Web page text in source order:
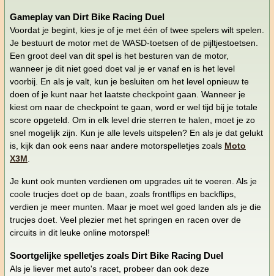
Gameplay van Dirt Bike Racing Duel
Voordat je begint, kies je of je met één of twee spelers wilt spelen.
Je bestuurt de motor met de WASD-toetsen of de pijltjestoetsen.
Een groot deel van dit spel is het besturen van de motor,
wanneer je dit niet goed doet val je er vanaf en is het level
voorbij. En als je valt, kun je besluiten om het level opnieuw te
doen of je kunt naar het laatste checkpoint gaan. Wanneer je
kiest om naar de checkpoint te gaan, word er wel tijd bij je totale
score opgeteld. Om in elk level drie sterren te halen, moet je zo
snel mogelijk zijn. Kun je alle levels uitspelen? En als je dat gelukt
is, kijk dan ook eens naar andere motorspelletjes zoals Moto
X3M.
Je kunt ook munten verdienen om upgrades uit te voeren. Als je
coole trucjes doet op de baan, zoals frontflips en backflips,
verdien je meer munten. Maar je moet wel goed landen als je die
trucjes doet. Veel plezier met het springen en racen over de
circuits in dit leuke online motorspel!
Soortgelijke spelletjes zoals Dirt Bike Racing Duel
Als je liever met auto's racet, probeer dan ook deze